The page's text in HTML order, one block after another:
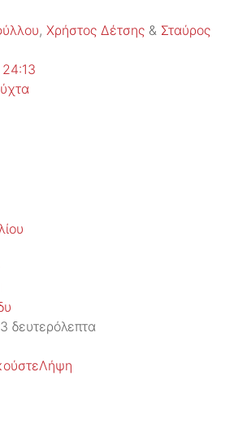
, Χρήστος Δέτσης & Σταύρος
δευτερόλεπτα
Λήψη